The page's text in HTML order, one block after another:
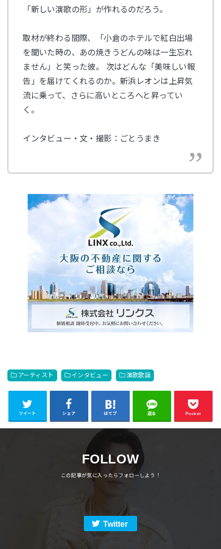
「新しい演歌の形」が作れるのだろう。
取材が終わる間際、「小倉のホテルで紅白出場
を聞いた時の、あの焼きうどんの味は一生忘れ
ません」と笑った彼。 次はどんな「美味しい報
告」を届けてくれるのか。新浜レオンは上昇気
流に乗って、さらに高いところへと昇ってい
く。
インタビュー・文・撮影：ごとうまき
アーティスト インタビュー 演歌歌謡
ツイート シェア はてブ 送る Pocket
FOLLOW
Twitter